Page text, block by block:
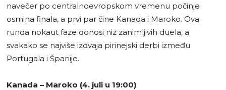
navečer po centralnoevropskom vremenu počinje
osmina finala, a prvi par čine Kanada i Maroko. Ova
runda nokaut faze donosi niz zanimljivih duela, a
svakako se najviše izdvaja pirinejski derbi između
Portugala i Španije.
Kanada – Maroko (4. juli u 19:00)